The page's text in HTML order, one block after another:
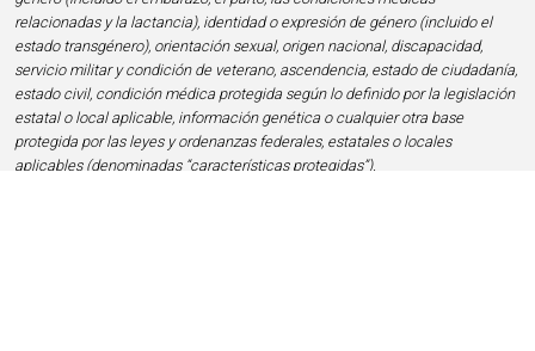
relacionadas y la lactancia), identidad o expresión de género (incluido el
estado transgénero), orientación sexual, origen nacional, discapacidad,
servicio militar y condición de veterano, ascendencia, estado de ciudadanía,
estado civil, condición médica protegida según lo definido por la legislación
estatal o local aplicable, información genética o cualquier otra base
protegida por las leyes y ordenanzas federales, estatales o locales
aplicables (denominadas “características protegidas”).